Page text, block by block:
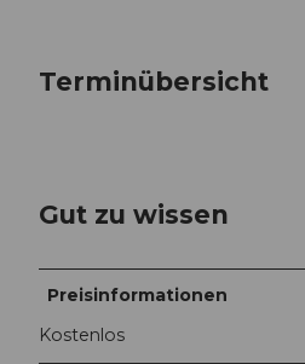
Terminübersicht
Gut zu wissen
Preisinformationen
Kostenlos